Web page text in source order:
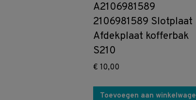
A2106981589
2106981589 Slotplaat
Afdekplaat kofferbak
S210
€ 10,00
Toevoegen aan